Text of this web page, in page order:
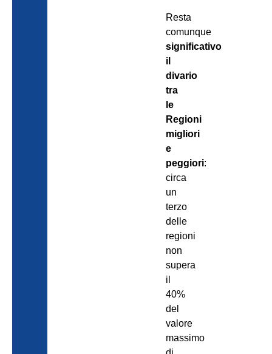
Resta
comunque
significativo
il
divario
tra
le
Regioni
migliori
e
peggiori:
circa
un
terzo
delle
regioni
non
supera
il
40%
del
valore
massimo